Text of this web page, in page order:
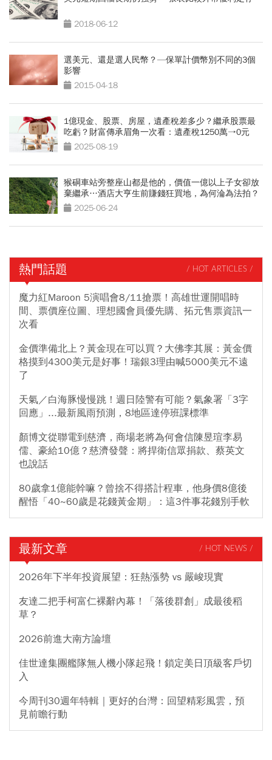
2018-06-12
選美元、還是選人民幣？—保單計價幣別不同的3個
影響
2015-04-18
1億現金、股票、房屋，遺產稅差多少？繼承股票最
吃虧？財富傳承眉角一次看：遺產稅1250萬→0元
2025-08-19
猴硐車站旁整座山都是他的，價值一億以上子女卻放
棄繼承…酒店大亨生前賺錢狂買地，為何淪為法拍？
2025-06-24
熱門話題 / HOT ARTICLES /
魔力紅Maroon 5演唱會8/11搶票！高雄世運開唱時
間、票價座位圖、理想國會員優先購、拓元售票資訊一
次看
金價準備北上？黃金現在可以買？大佛李其展：黃金價
格摸到4300美元是好事！瑞銀3理由喊5000美元不遠
了
天氣／白海豚慢慢跳！週日陸警有可能？氣象署「3字
回應」...最新風雨預測，8地區達停班課標準
顏博文從聯電到慈濟，商場老將為何會信陳昱瑄李易
儒、豪給10億？慈濟發聲：將捍衛信眾捐款、蔡英文
也說話
80歲拿1億能幹嘛？曾捨不得搭計程車，他身價8億後
醒悟「40~60歲是花錢黃金期」：這3件事花錢別手軟
最新文章 / HOT NEWS /
2026年下半年投資展望：狂熱漲勢 vs 嚴峻現實
友達二把手柯富仁裸辭內幕！「落後群創」成最後稻
草？
2026前進大南方論壇
佳世達集團艦隊無人機小隊起飛！鎖定美日頂級客戶切
入
今周刊30週年特輯｜更好的台灣：回望精彩風雲，預
見前瞻行動